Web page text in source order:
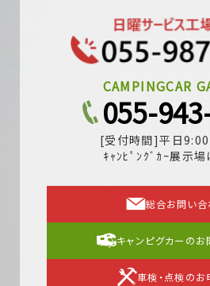
CAMPINGCAR
055-
[受付時間]平日
ｷｬﾝﾋﾟﾝｸﾞｶｰ展示
総合お問い合
キャンピグカーのお
車検・点検のお